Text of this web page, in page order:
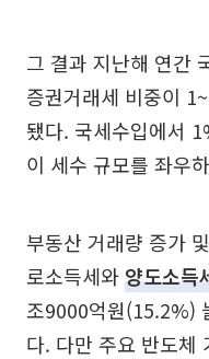
그 결과 지난해 연간
증권거래세 비중이
됐다. 국세수입에서
이 세수 규모를 좌우
부동산 거래량 증가
로소득세와양도소득
조9000억원(15.2%)
다. 다만 주요 반도체